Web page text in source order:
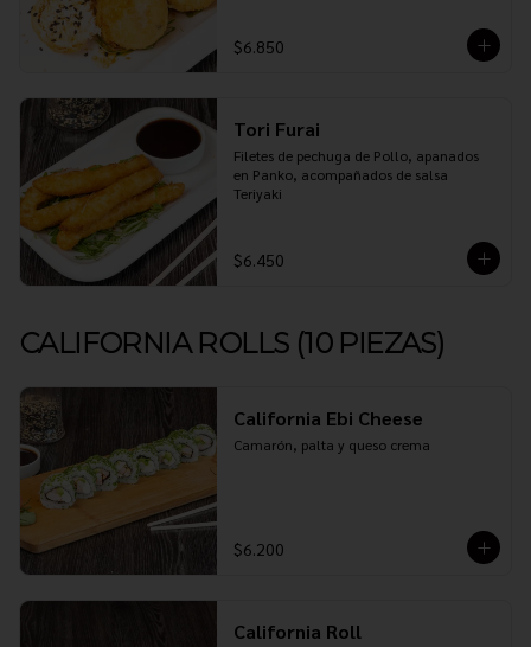
$6.850
Tori Furai
Filetes de pechuga de Pollo, apanados
en Panko, acompañados de salsa
Teriyaki
$6.450
CALIFORNIA ROLLS (10 PIEZAS)
California Ebi Cheese
Camarón, palta y queso crema
$6.200
California Roll